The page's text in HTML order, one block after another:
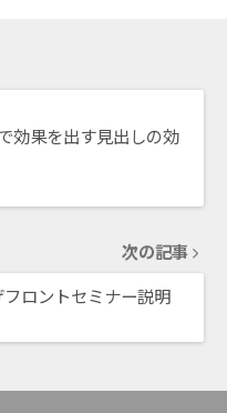
効果を出す見出しの効
次の記事
ロントセミナー説明